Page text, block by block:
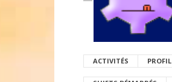
ACTIVITÉS PROFIL